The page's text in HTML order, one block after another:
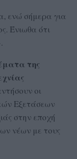
ενώ σήμερα για
Ένιωθα ότι
της
οι
Εξετάσεων
στην εποχή
νέων με τους